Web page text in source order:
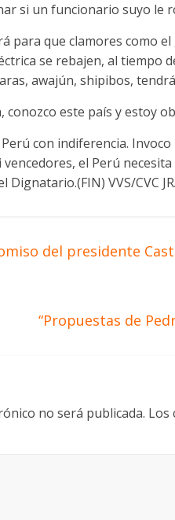
si un funcionario suyo le
para que clamores como
se rebajen, al tiempo
awajún, shipibos,
conozco este país y estoy
con indiferencia.
el Perú
VVS/CVC
del presidente
“Propuestas de
no será publicada. Los